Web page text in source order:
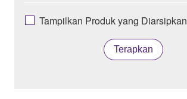
Tampilkan Produk yang Diarsipkan
Terapkan